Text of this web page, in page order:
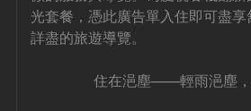
光套餐，憑此廣告單入住即可盡
詳盡的旅遊導覽。
住在浥塵——輕雨浥塵